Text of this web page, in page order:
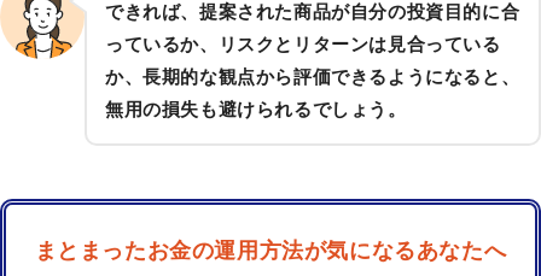
できれば、提案された商品が自分の投資目的に合
っているか、リスクとリターンは見合っている
か、長期的な観点から評価できるようになると、
無用の損失も避けられるでしょう。
まとまったお金の運用方法が気になるあなたへ